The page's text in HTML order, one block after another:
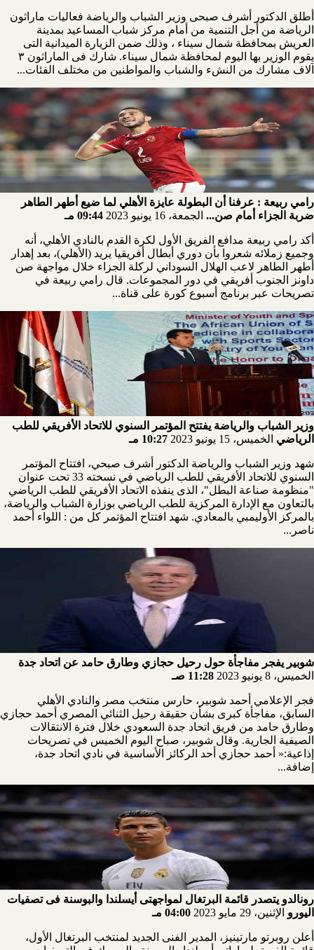
أطلق الدكتور أشرف صبحى وزير الشباب والرياضة فعاليات ماراثون
الرياضة من أجل التنمية من أمام مركز شباب المساعيد بمدينة
العريش بمحافظة شمال سيناء ، وذلك ضمن الزيارة الميدانية التى
يقوم الوزير بها اليوم لمحافظة شمال سيناء. شارك فى الماراثون ٣
آلاف مشارك من النشء والشباب والمواطنين من مختلف الفئات...
رامي ربيعة : عرفنا أن البطولة عايزة الأهلي لما ضيع أطهر الطاهر
ضربة الجزاء أمام صن... الجمعة، 16 يونيو 2023 09:44 مـ
أكد رامي ربيعة مدافع الفريق الأول لكرة القدم بالنادي الأهلي، أنه
وجميع زملائه شعروا بأن دوري أبطال أفريقيا يريد (الأهلي)، بعد إهدار
أطهر الطاهر لاعب الهلال السوداني لركلة الجزاء خلال مواجهة صن
داونز الجنوب أفريقي في دور المجموعات. قال رامي ربيعة في
تصريحات عبر برنامج أسبوع كورة على قناة...
وزير الشباب والرياضة يفتتح المؤتمر السنوي للاتحاد الأفريقي للطب
الرياضي الخميس، 15 يونيو 2023 10:27 مـ
شهد وزير الشباب والرياضة الدكتور أشرف صبحي، افتتاح المؤتمر
السنوي للاتحاد الأفريقي للطب الرياضي في نسخته 33 تحت عنوان
"منظومة صناعة البطل"، الذى ينفذه الاتحاد الأفريقي للطب الرياضي
بالتعاون مع الإدارة المركزية للطب الرياضي بوزارة الشباب والرياضة،
بالمركز الأوليمبي بالمعادي. شهد افتتاح المؤتمر كل من : اللواء أحمد
ناصر...
شوبير يفجر مفاجأة حول رحيل حجازي وطارق حامد عن اتحاد جدة
الخميس، 8 يونيو 2023
11:28 صـ
فجر الإعلامي أحمد شوبير، حارس منتخب مصر والنادي الأهلي
السابق، مفاجأة كبرى بشأن حقيقة رحيل الثنائي المصري أحمد حجازي
وطارق حامد من فريق اتحاد جدة السعودي خلال فترة الانتقالات
الصيفية الجارية. وقال شوبير، صباح اليوم الخميس في تصريحات
إذاعية:« أحمد حجازي أحد الركائز الأساسية في نادي اتحاد جدة،
إضافة...
رونالدو يتصدر قائمة البرتغال لمواجهتى أيسلندا والبوسنة فى تصفيات
اليورو الإثنين، 29 مايو 2023 04:00 مـ
أعلن روبرتو مارتينيز، المدير الفنى الجديد لمنتخب البرتغال الأول،